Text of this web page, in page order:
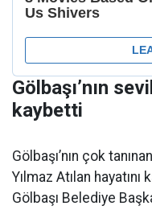
Gölbaşı’nın
kaybetti
Gölbaşı’nın çok
Yılmaz Atılan
Gölbaşı Belediye